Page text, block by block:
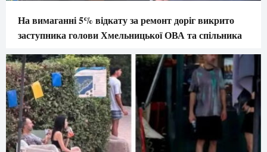
На вимаганні 5% відкату за ремонт доріг викрито
заступника голови Хмельницької ОВА та спільника